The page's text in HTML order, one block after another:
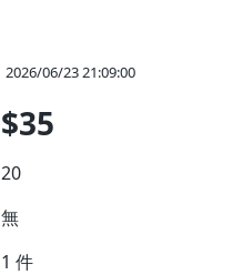
2026/06/23 21:09:00
$35
20
無
1 件